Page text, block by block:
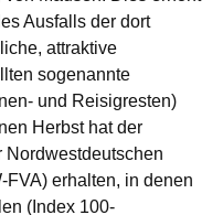
Ausfalls der dort
attraktive
sogenannte
und Reisigresten)
Herbst hat der
Nordwestdeutschen
FVA) erhalten, in denen
(Index 100-